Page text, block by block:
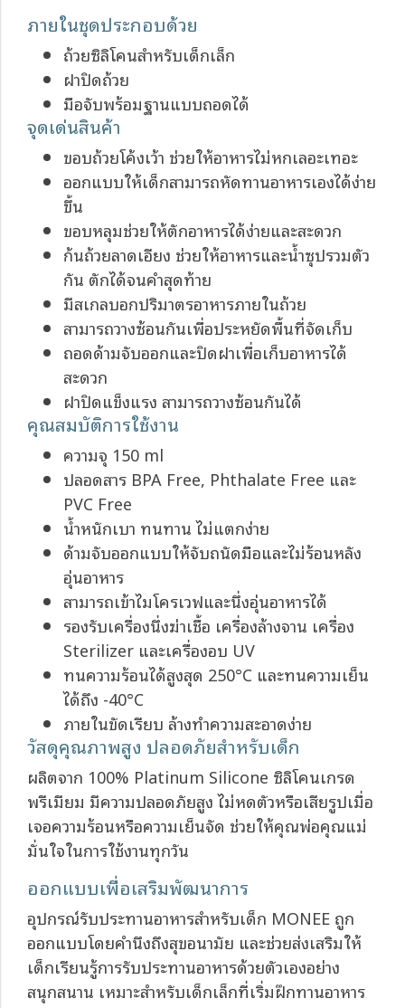
ภายในชุดประกอบด้วย
ถ้วยซิลิโคนสำหรับเด็กเล็ก
ฝาปิดถ้วย
มือจับพร้อมฐานแบบถอดได้
จุดเด่นสินค้า
ขอบถ้วยโค้งเว้า ช่วยให้อาหารไม่หกเลอะเทอะ
ออกแบบให้เด็กสามารถหัดทานอาหารเองได้ง่าย
ขึ้น
ขอบหลุมช่วยให้ตักอาหารได้ง่ายและสะดวก
ก้นถ้วยลาดเอียง ช่วยให้อาหารและน้ำซุปรวมตัว
กัน ตักได้จนคำสุดท้าย
มีสเกลบอกปริมาตรอาหารภายในถ้วย
สามารถวางซ้อนกันเพื่อประหยัดพื้นที่จัดเก็บ
ถอดด้ามจับออกและปิดฝาเพื่อเก็บอาหารได้
สะดวก
ฝาปิดแข็งแรง สามารถวางซ้อนกันได้
คุณสมบัติการใช้งาน
ความจุ 150 ml
ปลอดสาร BPA Free, Phthalate Free และ
PVC Free
น้ำหนักเบา ทนทาน ไม่แตกง่าย
ด้ามจับออกแบบให้จับถนัดมือและไม่ร้อนหลัง
อุ่นอาหาร
สามารถเข้าไมโครเวฟและนึ่งอุ่นอาหารได้
รองรับเครื่องนึ่งฆ่าเชื้อ เครื่องล้างจาน เครื่อง
Sterilizer และเครื่องอบ UV
ทนความร้อนได้สูงสุด 250°C และทนความเย็น
ได้ถึง -40°C
ภายในขัดเรียบ ล้างทำความสะอาดง่าย
วัสดุคุณภาพสูง ปลอดภัยสำหรับเด็ก
ผลิตจาก 100% Platinum Silicone ซิลิโคนเกรด
พรีเมียม มีความปลอดภัยสูง ไม่หดตัวหรือเสียรูปเมื่อ
เจอความร้อนหรือความเย็นจัด ช่วยให้คุณพ่อคุณแม่
มั่นใจในการใช้งานทุกวัน
ออกแบบเพื่อเสริมพัฒนาการ
อุปกรณ์รับประทานอาหารสำหรับเด็ก MONEE ถูก
ออกแบบโดยคำนึงถึงสุขอนามัย และช่วยส่งเสริมให้
เด็กเรียนรู้การรับประทานอาหารด้วยตัวเองอย่าง
สนุกสนาน เหมาะสำหรับเด็กเล็กที่เริ่มฝึกทานอาหาร